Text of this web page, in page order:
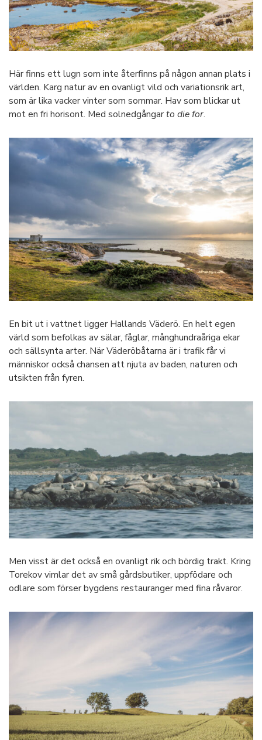
Här finns ett lugn som inte återfinns på någon annan plats i
världen. Karg natur av en ovanligt vild och variationsrik art,
som är lika vacker vinter som sommar. Hav som blickar ut
mot en fri horisont. Med solnedgångarto die for.
En bit ut i vattnet ligger Hallands Väderö. En helt egen
värld som befolkas av sälar, fåglar, månghundraåriga ekar
och sällsynta arter. När Väderöbåtarna är i trafik får vi
människor också chansen att njuta av baden, naturen och
utsikten från fyren.
Men visst är det också en ovanligt rik och bördig trakt. Kring
Torekov vimlar det av små gårdsbutiker, uppfödare och
odlare som förser bygdens restauranger med fina råvaror.